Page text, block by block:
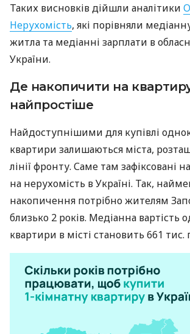
Таких висновків дійшли аналітики
Нерухомість, які порівняли
житла та медіанні зарплати в
України.
Де накопичити на
найпростіше
Найдоступнішими для купівлі
квартири залишаються міста,
лінії фронту. Саме там зафіксовані
на нерухомість в Україні. Так,
накопичення потрібно жителям
близько 2 років. Медіанна вартість
квартири в місті становить 661 тис.